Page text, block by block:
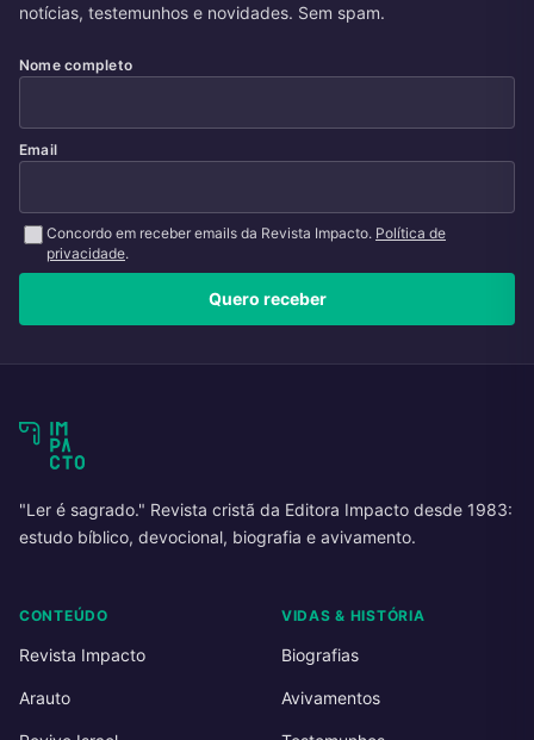
notícias, testemunhos e novidades. Sem spam.
Nome completo
Email
Concordo em receber emails da Revista Impacto. Política de
privacidade.
Quero receber
"Ler é sagrado." Revista cristã da Editora Impacto desde 1983:
estudo bíblico, devocional, biografia e avivamento.
CONTEÚDO
Revista Impacto
Arauto
VIDAS & HISTÓRIA
Biografias
Avivamentos